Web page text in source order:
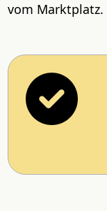
vom Marktplatz.